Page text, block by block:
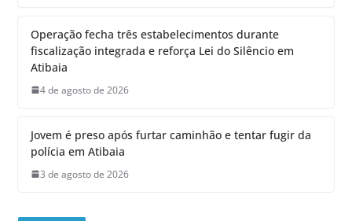
Operação fecha três estabelecimentos durante
fiscalização integrada e reforça Lei do Silêncio em
Atibaia
4 de agosto de 2026
Jovem é preso após furtar caminhão e tentar fugir da
polícia em Atibaia
3 de agosto de 2026